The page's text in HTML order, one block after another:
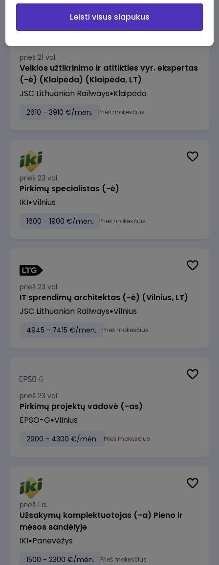
prieš 21 val.
Veiklos užtikrinimo ir atitikties vyr. ekspertas
(-ė) (Klaipėda) (Klaipėda, LT)
JSC Lithuanian Railways Klaipėda
2610 - 3910 €/mėn. Prieš mokesčius
prieš 23 val.
Pirkimų specialistas (-ė)
IKI Vilnius
1600 - 1900 €/mėn. Prieš mokesčius
prieš 23 val.
IT sprendimų architektas (-ė) (Vilnius, LT)
JSC Lithuanian Railways Vilnius
4945 - 7415 €/mėn. Prieš mokesčius
prieš 23 val.
Pirkimų projektų vadovė (-as)
EPSO-G Vilnius
2900 - 4300 €/mėn. Prieš mokesčius
prieš 1 d.
Užsakymų komplektuotojas (-a) Pieno ir
mėsos sandėlyje
IKI Panevėžys
1500 - 2300 €/mėn. Prieš mokesčius
Leisti visus slapukus